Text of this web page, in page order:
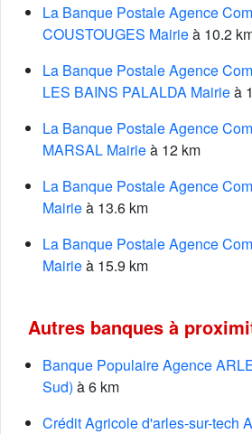
La Banque Postale Agence
COUSTOUGES Mairieà 10.2
La Banque Postale Agence
LES BAINS PALALDA Mairieà
La Banque Postale Agence
MARSAL Mairieà 12 km
La Banque Postale Agence
Mairieà 13.6 km
La Banque Postale Agence
Mairieà 15.9 km
Autres banques à
Banque Populaire Agence
Sud) à 6 km
Crédit Agricole d'arles-sur-tech